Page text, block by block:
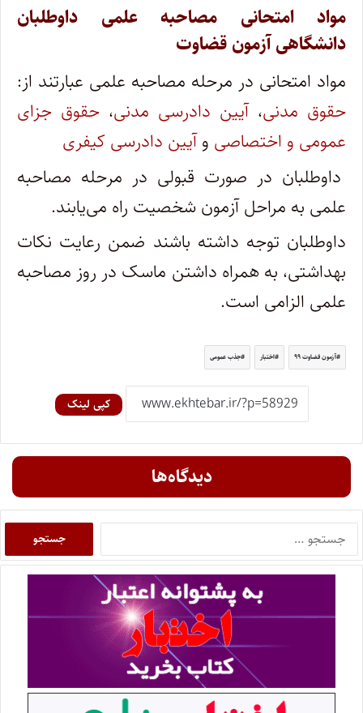
مواد امتحانی مصاحبه علمی داوطلبان
دانشگاهی آزمون قضاوت
مواد امتحانی در مرحله مصاحبه علمی عبارتند از:
حقوق مدنی،آیین دادرسی مدنی، حقوق جزای
عمومی و اختصاصی وآیین دادرسی کیفری
داوطلبان در صورت قبولی در مرحله مصاحبه
علمی به مراحل آزمون شخصیت راه می‌یابند.
داوطلبان توجه داشته باشند ضمن رعایت نکات
بهداشتی، به همراه داشتن ماسک در روز مصاحبه
علمی الزامی است.
آزمون قضاوت ۹۹ اختبار جذب عمومی
کپی لینک
دیدگاه‌ها